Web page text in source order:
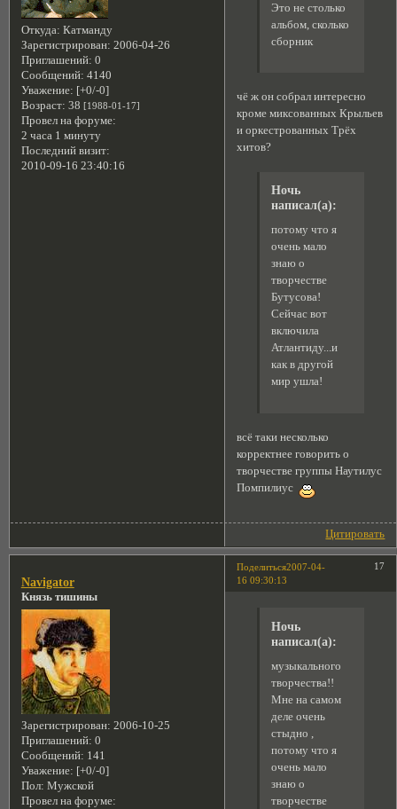
Откуда: Катманду
Зарегистрирован: 2006-04-26
Приглашений: 0
Сообщений: 4140
Уважение: [+0/-0]
Возраст: 38 [1988-01-17]
Провел на форуме:
2 часа 1 минуту
Последний визит:
2010-09-16 23:40:16
Это не столько
альбом, сколько
сборник
чё ж он собрал интересно
кроме миксованных Крыльев
и оркестрованных Трёх
хитов?
Ночь
написал(а):
потому что я
очень мало
знаю о
творчестве
Бутусова!
Сейчас вот
включила
Атлантиду...и
как в другой
мир ушла!
всё таки несколько
корректнее говорить о
творчестве группы Наутилус
Помпилиус
Цитировать
Поделиться 17
2007-04-
16 09:30:13
Navigator
Князь тишины
Зарегистрирован: 2006-10-25
Приглашений: 0
Сообщений: 141
Уважение: [+0/-0]
Пол: Мужской
Провел на форуме:
Ночь
написал(а):
музыкального
творчества!!
Мне на самом
деле очень
стыдно ,
потому что я
очень мало
знаю о
творчестве